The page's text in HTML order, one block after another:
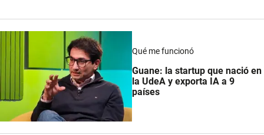
Qué me funcionó
Guane: la startup que nació en
la UdeA y exporta IA a 9
países